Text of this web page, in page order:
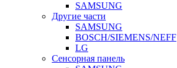
SAMSUNG
Другие части
SAMSUNG
BOSCH/SIEMENS/NEFF
LG
Сенсорная панель